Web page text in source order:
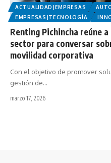
ACTUALIDAD|EMPRESAS
EMPRESAS|TECNOLOGÍA
Renting Pichincha reúne
sector para conversar
movilidad corporativa
Con el objetivo de promover
gestión de…
marzo 17, 2026